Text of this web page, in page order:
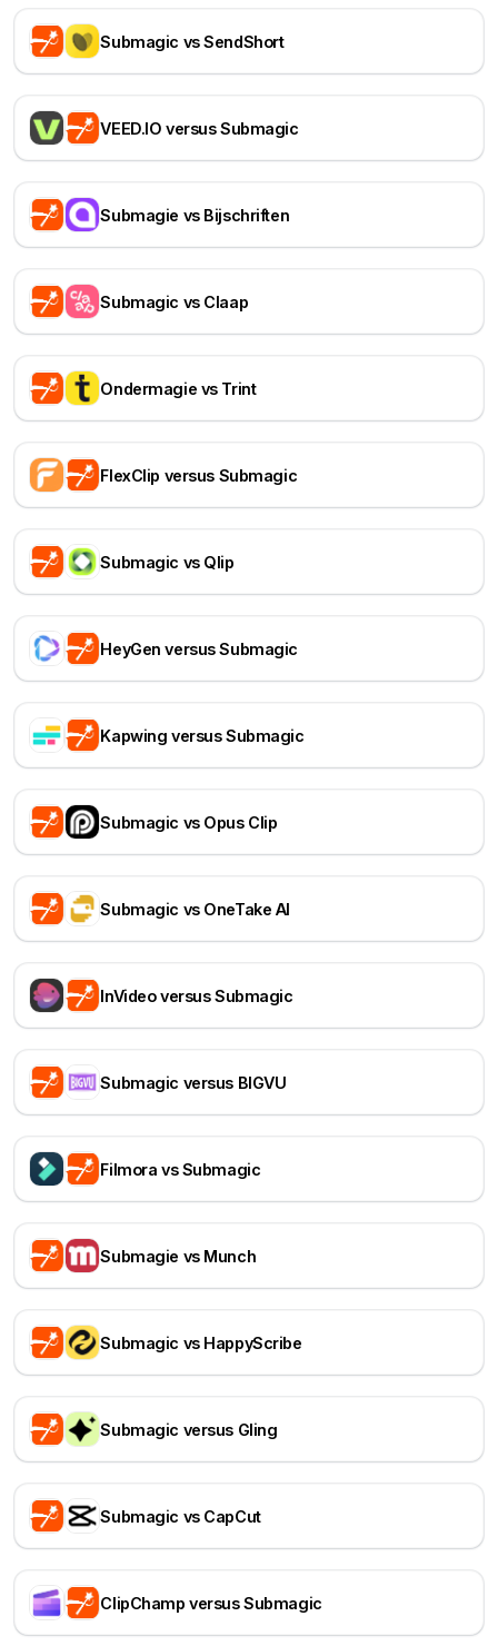
Submagic vs SendShort
VEED.IO versus Submagic
Submagie vs Bijschriften
Submagic vs Claap
Ondermagie vs Trint
FlexClip versus Submagic
Submagic vs Qlip
HeyGen versus Submagic
Kapwing versus Submagic
Submagic vs Opus Clip
Submagic vs OneTake AI
InVideo versus Submagic
Submagic versus BIGVU
Filmora vs Submagic
Submagie vs Munch
Submagic vs HappyScribe
Submagic versus Gling
Submagic vs CapCut
ClipChamp versus Submagic